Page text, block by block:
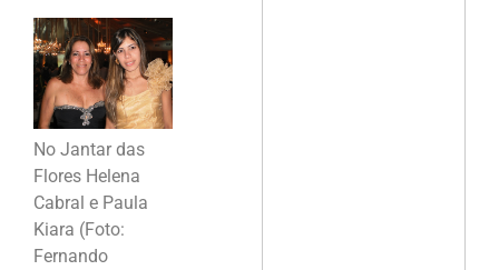
No Jantar das
Flores Helena
Cabral e Paula
Kiara (Foto:
Fernando